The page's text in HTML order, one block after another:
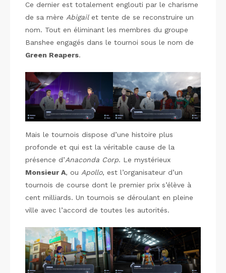
Ce dernier est totalement englouti par le charisme
de sa mère Abigail et tente de se reconstruire un
nom. Tout en éliminant les membres du groupe
Banshee engagés dans le tournoi sous le nom de
Green Reapers.
Mais le tournois dispose d’une histoire plus
profonde et qui est la véritable cause de la
présence d’Anaconda Corp. Le mystérieux
Monsieur A, ou Apollo, est l’organisateur d’un
tournois de course dont le premier prix s’élève à
cent milliards. Un tournois se déroulant en pleine
ville avec l’accord de toutes les autorités.